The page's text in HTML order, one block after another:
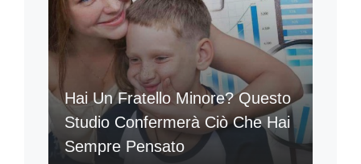
Hai Un Fratello Minore? Questo
Studio Confermerà Ciò Che Hai
Sempre Pensato